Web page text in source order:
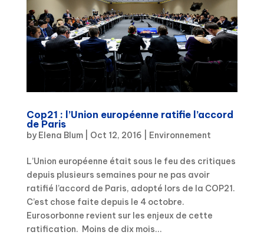
Cop21 : l’Union européenne ratifie l’accord
de Paris
by Elena Blum| Oct 12, 2016 Environnement
L’Union européenne était sous le feu des critiques
depuis plusieurs semaines pour ne pas avoir
ratifié l’accord de Paris, adopté lors de la COP21.
C’est chose faite depuis le 4 octobre.
Eurosorbonne revient sur les enjeux de cette
ratification. Moins de dix mois...